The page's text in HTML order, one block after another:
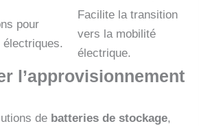
pour
Facilite la transition
vers la mobilité
électrique.
l’approvisionnement
de batteries de stockage,